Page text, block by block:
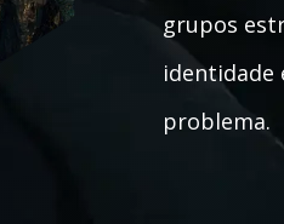
grupos
identidade
problema.